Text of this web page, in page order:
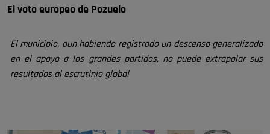
El voto europeo de Pozuelo
El municipio, aun habiendo registrado un descenso generalizado
en el apoyo a los grandes partidos, no puede extrapolarsus
resultados al escrutinio global